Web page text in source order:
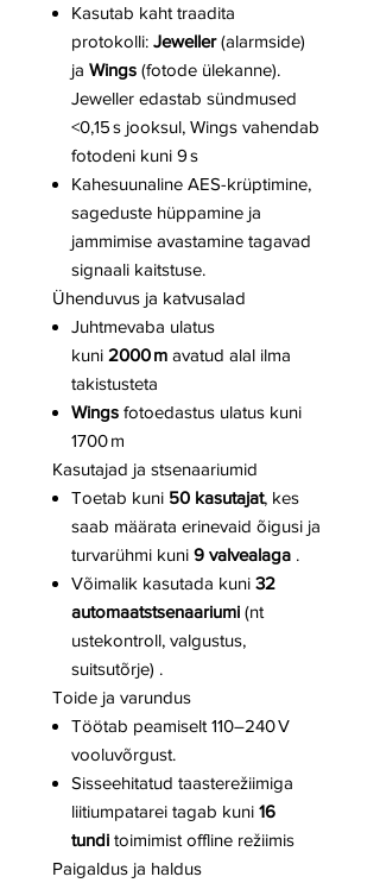
Kasutab kaht traadita
protokolli: Jeweller(alarmside)
ja Wings (fotode ülekanne).
Jeweller edastab sündmused
<0,15 s jooksul, Wings vahendab
fotodeni kuni 9 s
Kahesuunaline AES-krüptimine,
sageduste hüppamine ja
jammimise avastamine tagavad
signaali kaitstuse.
Ühenduvus ja katvusalad
Juhtmevaba ulatus
kuni 2000 m avatud alal ilma
takistusteta
Wings fotoedastus ulatus kuni
1700 m
Kasutajad ja stsenaariumid
Toetab kuni 50 kasutajat, kes
saab määrata erinevaid õigusi ja
turvarühmi kuni 9 valvealaga .
Võimalik kasutada kuni 32
automaatstsenaariumi (nt
ustekontroll, valgustus,
suitsutõrje) .
Toide ja varundus
Töötab peamiselt 110–240 V
vooluvõrgust.
Sisseehitatud taasterežiimiga
liitiumpatarei tagab kuni 16
tundi toimimist offline režiimis
Paigaldus ja haldus